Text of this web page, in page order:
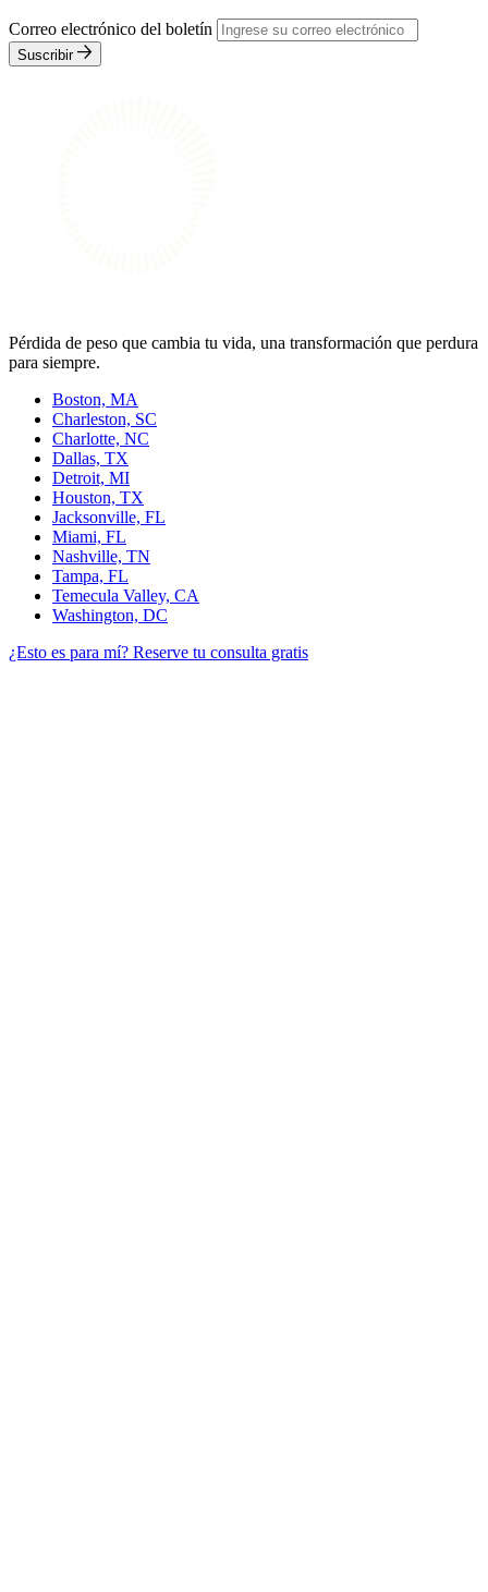
Correo electrónico del boletín
Suscribir
Pérdida de peso que cambia tu vida, una transformación que perdura
para siempre.
Boston, MA
Charleston, SC
Charlotte, NC
Dallas, TX
Detroit, MI
Houston, TX
Jacksonville, FL
Miami, FL
Nashville, TN
Tampa, FL
Temecula Valley, CA
Washington, DC
¿Esto es para mí? Reserve tu consulta gratis